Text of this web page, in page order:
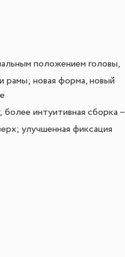
положением головы,
рамы; новая форма, новый
интуитивная сборка –
улучшенная фиксация